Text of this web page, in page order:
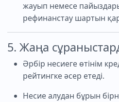
жауып немесе
рефинанстау шартын
5. Жаңа
Әрбір несиеге өтінім
рейтингке әсер етеді.
Несие алудан бұрын